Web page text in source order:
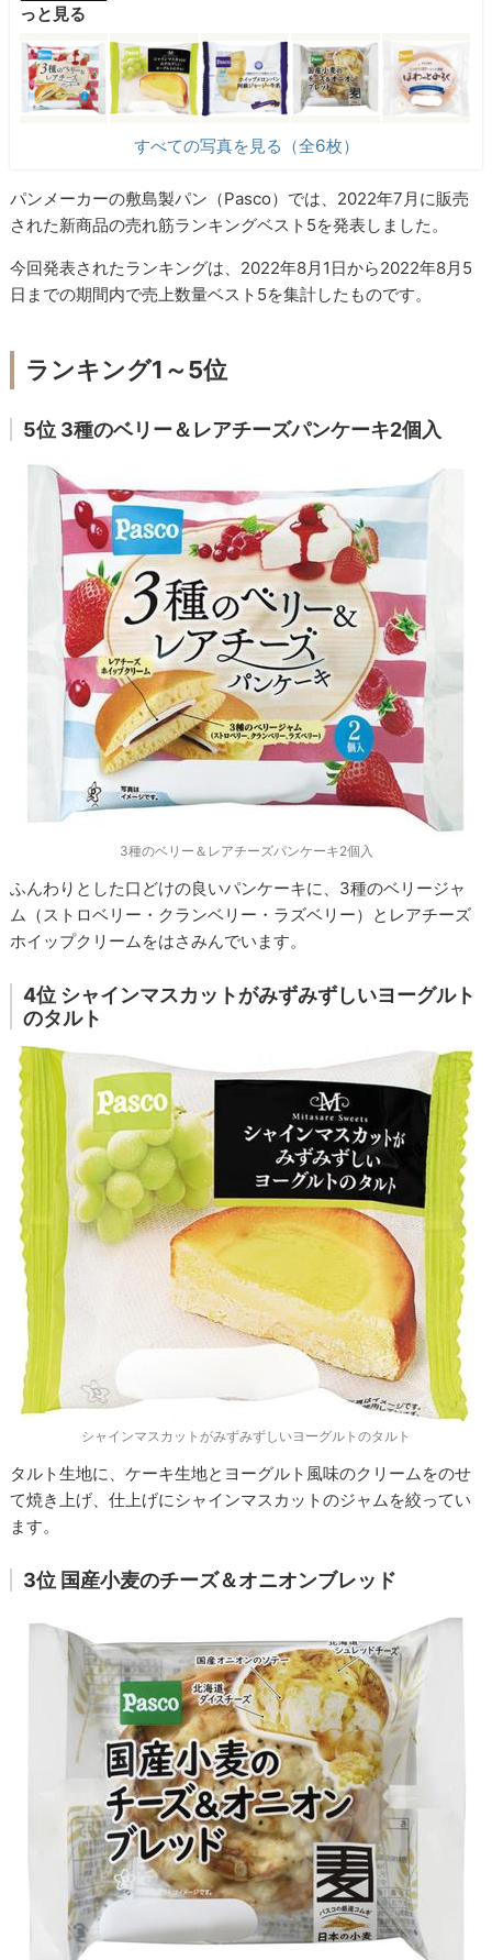
っと見る
すべての写真を見る（全6枚）
パンメーカーの敷島製パン（Pasco）では、2022年7月に販売
された新商品の売れ筋ランキングベスト5を発表しました。
今回発表されたランキングは、2022年8月1日から2022年8月5
日までの期間内で売上数量ベスト5を集計したものです。
ランキング1～5位
5位 3種のベリー＆レアチーズパンケーキ2個入
3種のベリー＆レアチーズパンケーキ2個入
ふんわりとした口どけの良いパンケーキに、3種のベリージャ
ム（ストロベリー・クランベリー・ラズベリー）とレアチーズ
ホイップクリームをはさみんでいます。
4位 シャインマスカットがみずみずしいヨーグルト
のタルト
シャインマスカットがみずみずしいヨーグルトのタルト
タルト生地に、ケーキ生地とヨーグルト風味のクリームをのせ
て焼き上げ、仕上げにシャインマスカットのジャムを絞ってい
ます。
3位 国産小麦のチーズ＆オニオンブレッド